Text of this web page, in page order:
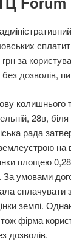
грн за
дозволів,
колишнього
28в,
рада
на
площею 0,28
За умовами
сплачувати
землі.
фірма
дозволів.